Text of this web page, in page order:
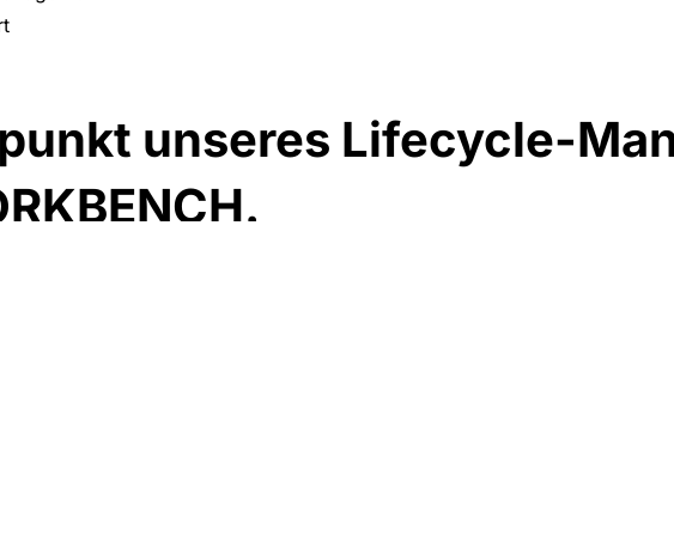
unseres Lifecycle-